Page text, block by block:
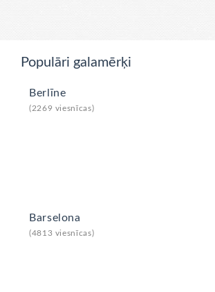
Populāri galamērķi
Berlīne
(2269 viesnīcas)
Barselona
(4813 viesnīcas)